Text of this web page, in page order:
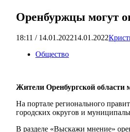
Оренбуржцы могут
18:11 / 14.01.202214.01.2022
Общество
Жители Оренбургской области
На портале регионального
городских округов и
В разделе «Выскажи мнение»